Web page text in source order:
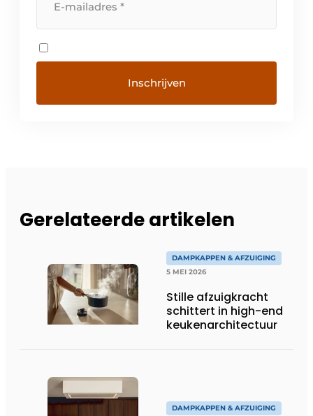
Gerelateerde artikelen
DAMPKAPPEN & AFZUIGING
5 MEI 2026
Stille afzuigkracht
schittert in high-end
keukenarchitectuur
DAMPKAPPEN & AFZUIGING